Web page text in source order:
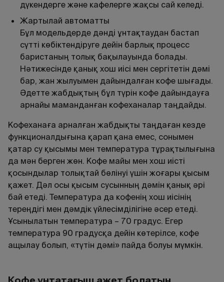
дүкендерге және кафелерге жақсы сай келеді.
Жартылай автоматты
Бұл модельдерде дәнді ұнтақтаудан бастап
сүтті көбіктендіруге дейін барлық процесс
баристаның толық бақылауында болады.
Нәтижесінде қанық хош иісі мен сергітетін дәмі
бар, жан жылуымен дайындалған кофе шығады.
Әдетте жабдықтың бұл түрін кофе дайындауға
арнайы маманданған кофеханалар таңдайды.
Кофеханаға арналған жабдықты таңдаған кезде
функционалдығына қарап қана емес, сонымен
қатар су қысымы мен температура тұрақтылығына
да мән берген жөн. Кофе майы мен хош иісті
қосындылар толықтай бөлінуі үшін жоғары қысым
қажет. Дәл осы қысым сусынның дәмін қанық әрі
бай етеді. Температура да кофенің хош иісінің
тереңдігі мен дәмдік үйлесімділігіне әсер етеді.
Ұсынылатын температура – 70 градус. Егер
температура 90 градусқа дейін көтерілсе, кофе
ащылау болып, «түтін дәмі» пайда болуы мүмкін.